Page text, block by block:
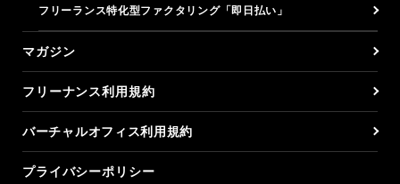
フリーランス特化型ファクタリング「即日払い」
マガジン
フリーナンス利用規約
バーチャルオフィス利用規約
プライバシーポリシー